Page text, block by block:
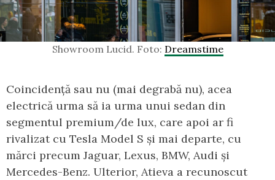
Showroom Lucid. Foto: Dreamstime
Coincidență sau nu (mai degrabă nu), acea
electrică urma să ia urma unui sedan din
segmentul premium/de lux, care apoi ar fi
rivalizat cu Tesla Model S și mai departe, cu
mărci precum Jaguar, Lexus, BMW, Audi și
Mercedes-Benz. Ulterior, Atieva a recunoscut